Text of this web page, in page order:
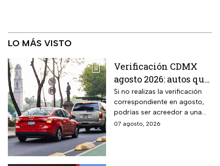
LO MÁS VISTO
Verificación CDMX
agosto 2026: autos que
deben hacer el
trámite y posibles
multas
Si no realizas la verificación
correspondiente en agosto,
podrías ser acreedor a una
sanción económica
07 agosto, 2026